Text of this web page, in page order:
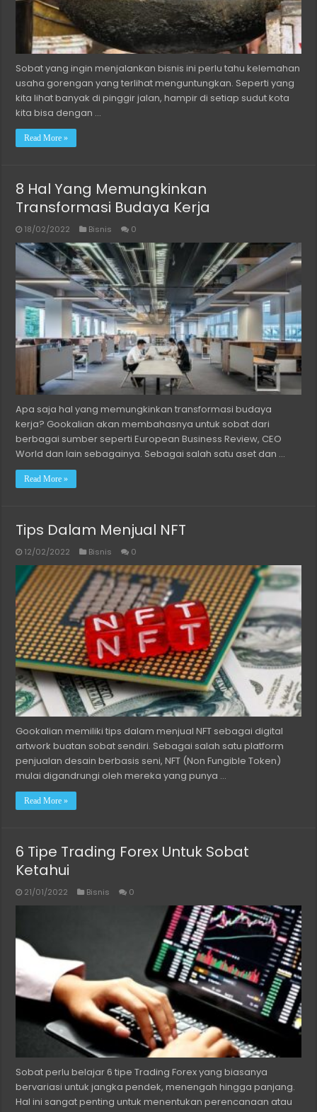
Sobat yang ingin menjalankan bisnis ini perlu tahu kelemahan
usaha gorengan yang terlihat menguntungkan. Seperti yang
kita lihat banyak di pinggir jalan, hampir di setiap sudut kota
kita bisa dengan …
Read More »
8 Hal Yang Memungkinkan
Transformasi Budaya Kerja
18/02/2022 Bisnis 0
Apa saja hal yang memungkinkan transformasi budaya
kerja? Gookalian akan membahasnya untuk sobat dari
berbagai sumber seperti European Business Review, CEO
World dan lain sebagainya. Sebagai salah satu aset dan …
Read More »
Tips Dalam Menjual NFT
12/02/2022 Bisnis 0
Gookalian memiliki tips dalam menjual NFT sebagai digital
artwork buatan sobat sendiri. Sebagai salah satu platform
penjualan desain berbasis seni, NFT (Non Fungible Token)
mulai digandrungi oleh mereka yang punya …
Read More »
6 Tipe Trading Forex Untuk Sobat
Ketahui
21/01/2022 Bisnis 0
Sobat perlu belajar 6 tipe Trading Forex yang biasanya
bervariasi untuk jangka pendek, menengah hingga panjang.
Hal ini sangat penting untuk menentukan perencanaan atau